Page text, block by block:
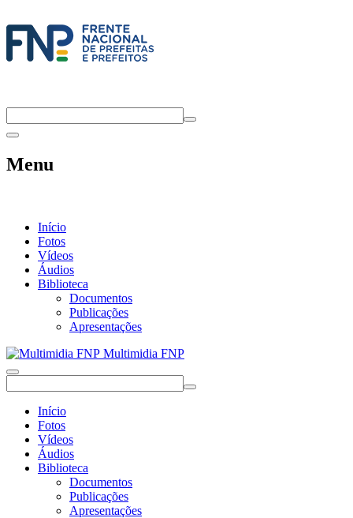
Menu
Início
Fotos
Vídeos
Áudios
Biblioteca
Documentos
Publicações
Apresentações
Multimidia FNP
Início
Fotos
Vídeos
Áudios
Biblioteca
Documentos
Publicações
Apresentações